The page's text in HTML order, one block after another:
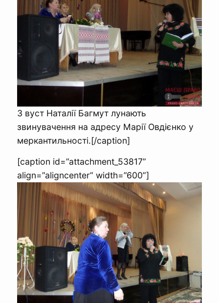
З вуст Наталії Багмут лунають
звинувачення на адресу Марії Овдієнко у
меркантильності.[/caption]
[caption id=”attachment_53817”
align=”aligncenter” width=”600”]